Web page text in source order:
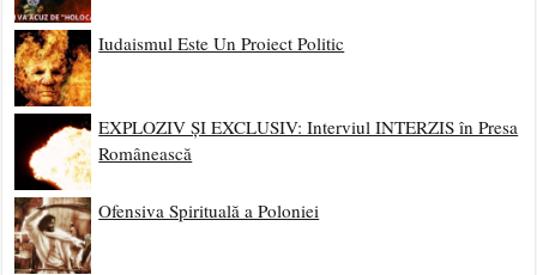
Iudaismul Este Un Proiect Politic
EXPLOZIV ȘI EXCLUSIV: Interviul INTERZIS în Presa
Românească
Ofensiva Spirituală a Poloniei